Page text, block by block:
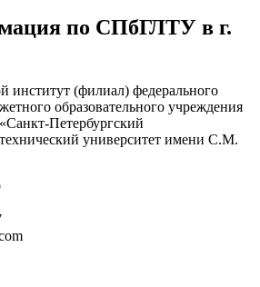
по СПбГЛТУ в г.
институт (филиал) федерального
образовательного учреждения
Петербургский
университет имени С.М.